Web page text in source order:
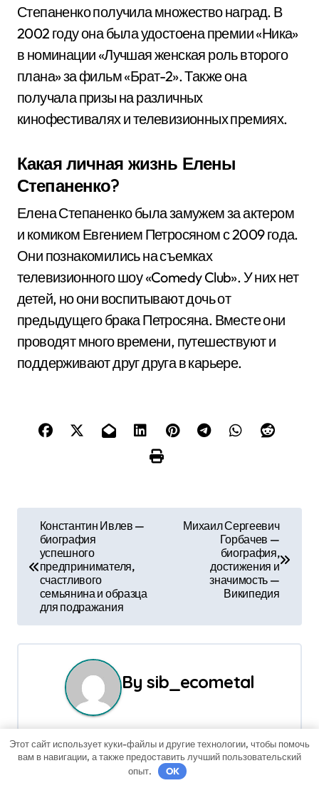
Степаненко получила множество наград. В
2002 году она была удостоена премии «Ника»
в номинации «Лучшая женская роль второго
плана» за фильм «Брат-2». Также она
получала призы на различных
кинофестивалях и телевизионных премиях.
Какая личная жизнь Елены
Степаненко?
Елена Степаненко была замужем за актером
и комиком Евгением Петросяном с 2009 года.
Они познакомились на съемках
телевизионного шоу «Comedy Club». У них нет
детей, но они воспитывают дочь от
предыдущего брака Петросяна. Вместе они
проводят много времени, путешествуют и
поддерживают друг друга в карьере.
г
и
я
Константин Ивлев —
биография
успешного
предпринимателя,
счастливого
семьянина и образца
для подражания
Михаил Сергеевич
Горбачев —
биография,
достижения и
значимость —
Википедия
Bysib_ecometal
Связанные записи
Этот сайт использует куки-файлы и другие технологии, чтобы помочь
вам в навигации, а также предоставить лучший пользовательский
опыт.
OK